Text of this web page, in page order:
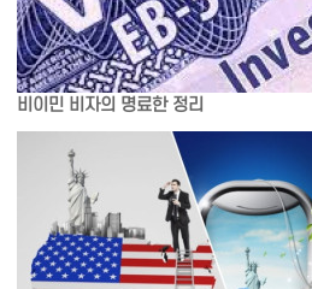
비이민 비자의 명료한 정리